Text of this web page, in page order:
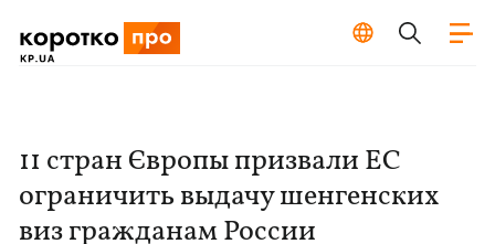
11 стран Європы призвали ЕС
ограничить выдачу шенгенских
виз гражданам России